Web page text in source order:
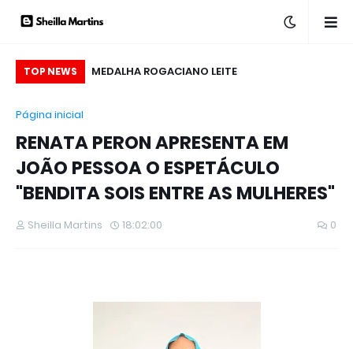
TOP NEWS MEDALHA ROGACIANO LEITE
LIVRO SOBRE
EDITORA
Página inicial
RENATA PERON APRESENTA EM
JOÃO PESSOA O ESPETÁCULO
"BENDITA SOIS ENTRE AS MULHERES"
Sheilla Martins 18:02:00 0